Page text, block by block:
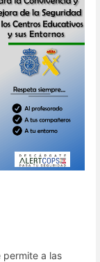
permite a las